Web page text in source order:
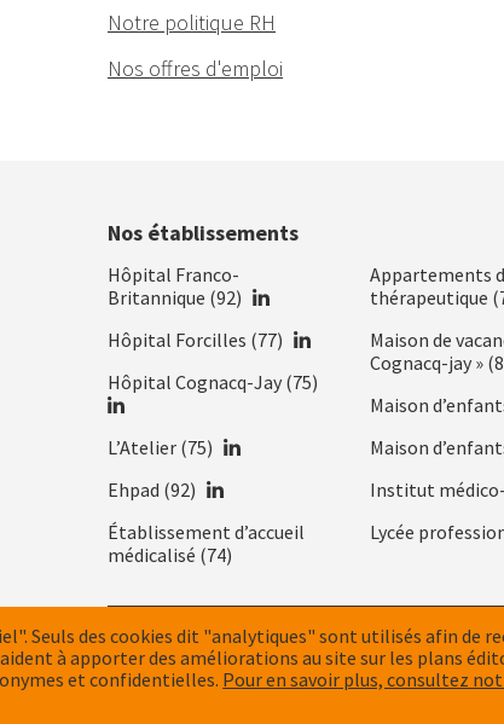
Notre politique RH
Nos offres d'emploi
Nos
établissements
Nos établissements
Hôpital Franco-
Britannique (92) LinkedIn
Hôpital Forcilles (77) LinkedIn
Hôpital Cognacq-Jay (75) LinkedIn
L’Atelier (75) LinkedIn
Ehpad (92) LinkedIn
Établissement d’accueil
médicalisé (74)
Appartements
thérapeutique
Maison de
Cognacq-jay »
Maison
Maison
Institut
Lycée
MenuMENTIONS LÉGALES ET CRÉDITS
Seuls des cookies dit "analytiques" sont utilisés afin de
à apporter des améliorations au site sur les plans
et confidentielles. Pour en savoir plus, consultez